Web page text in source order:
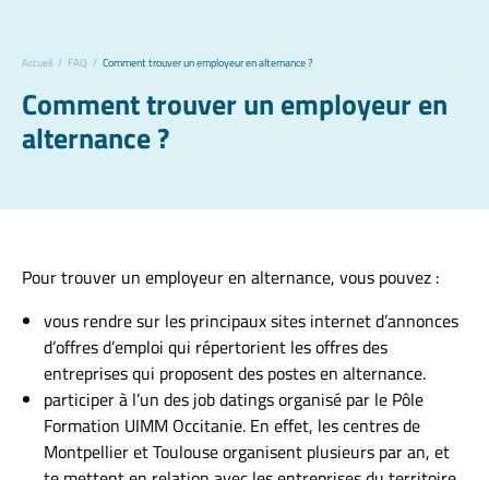
Accueil / FAQ / Comment trouver un employeur en alternance ?
Comment trouver un employeur en
alternance ?
Pour trouver un employeur en alternance, vous pouvez :
vous rendre sur les principaux sites internet d’annonces
d’offres d’emploi qui répertorient les offres des
entreprises qui proposent des postes en alternance.
participer à l’un des job datings organisé par le Pôle
Formation UIMM Occitanie. En effet, les centres de
Montpellier et Toulouse organisent plusieurs par an, et